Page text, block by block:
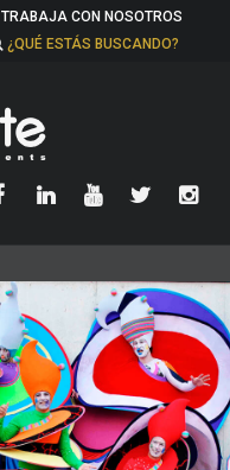
TRABAJA CON NOSOTROS
¿QUÉ ESTÁS BUSCANDO?